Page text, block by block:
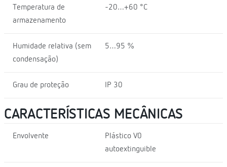
Temperatura de
armazenamento
-20…+60 °C
Humidade relativa (sem
condensação)
5…95 %
Grau de proteção IP 30
CARACTERÍSTICAS MECÂNICAS
Envolvente
Plástico V0
autoextinguible